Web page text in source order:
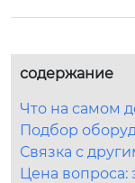
содержание
Что на самом
Подбор
Связка с
Цена вопроса: